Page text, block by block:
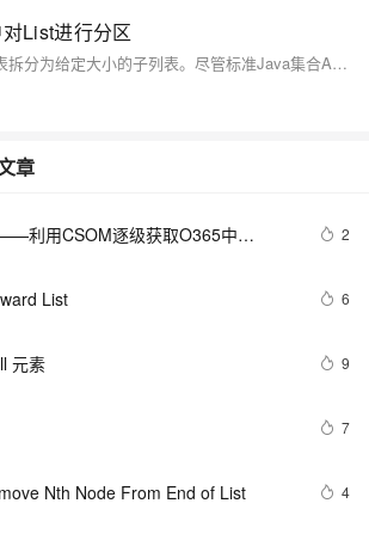
List进行分区
本文介绍了如何将列表拆分为给定大小的子列表。尽管标准Java集合API未直接支持此功能，但Guava和Apache Commons Collections提供了相关API。
章
利用CSOM逐级获取O365中
2
List 6
元素 9
7
Nth Node From End of List 4